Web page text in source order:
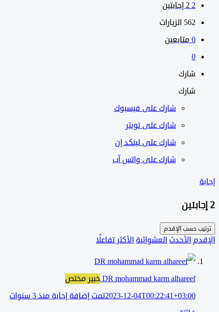
562 الزيارات
متابعين
شارك
شارك على فيسبوك
شارك على تويتر
شارك على لينكد إن
شارك على واتس آب
حسبالإقدم
الأحدثالعشوائيةالأكثر تفاعلًا
DR mohammad karm alhareefخبير مختص
2023-12-04T00:22:41+03:00
تمت إضافة إجابة منذ 3 سنوات